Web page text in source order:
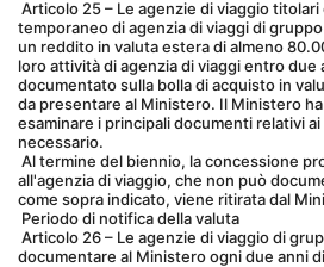
temporaneo di agenzia di viaggi di
un reddito in valuta estera di almeno
loro attività di agenzia di viaggi entro due
documentato sulla bolla di acquisto in
da presentare al Ministero. Il Ministero
esaminare i principali documenti relativi
necessario.
all'agenzia di viaggio, che non può
come sopra indicato, viene ritirata dal
Periodo di notifica della valuta
documentare al Ministero ogni due anni